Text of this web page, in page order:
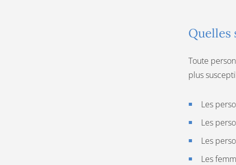
Quelles
Toute
plus
Les
Les
Les
Les